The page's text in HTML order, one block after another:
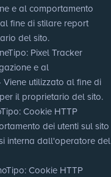
e al comportamento
fine di stilare report
del sito.
Tipo: Pixel Tracker
e al
utilizzato al fine di
il proprietario del sito.
Tipo: Cookie HTTP
dei utenti sul sito
interna dall'operatore del
Tipo: Cookie HTTP